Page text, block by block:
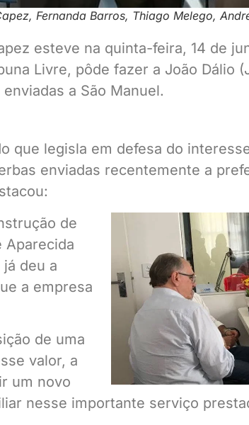
Fernanda Barros, Thiago Melego,
esteve na quinta-feira, 14 de
Livre, pôde fazer a João Dálio
a São Manuel.
que legisla em defesa do
enviadas recentemente a
de
Aparecida
deu a
a empresa
de uma
valor, a
um novo
nesse importante serviço